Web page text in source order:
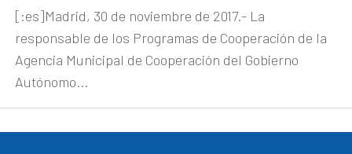
[:es]Madrid, 30 de noviembre de 2017.- La
responsable de los Programas de Cooperación de la
Agencia Municipal de Cooperación del Gobierno
Autónomo...